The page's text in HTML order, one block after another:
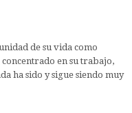
de su vida como
en su trabajo,
ha sido y sigue siendo muy